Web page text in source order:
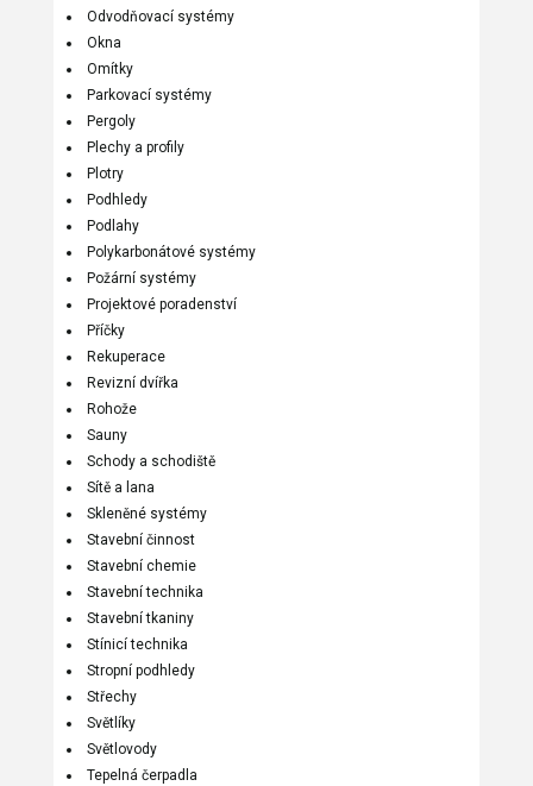
Odvodňovací systémy
Okna
Omítky
Parkovací systémy
Pergoly
Plechy a profily
Plotry
Podhledy
Podlahy
Polykarbonátové systémy
Požární systémy
Projektové poradenství
Příčky
Rekuperace
Revizní dvířka
Rohože
Sauny
Schody a schodiště
Sítě a lana
Skleněné systémy
Stavební činnost
Stavební chemie
Stavební technika
Stavební tkaniny
Stínicí technika
Stropní podhledy
Střechy
Světlíky
Světlovody
Tepelná čerpadla